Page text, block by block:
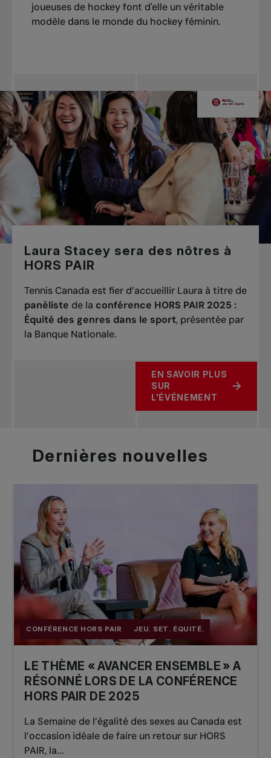
joueuses de hockey font d'elle un véritable
modèle dans le monde du hockey féminin.
Laura Stacey sera des nôtres à
HORS PAIR
Tennis Canada est fier d’accueillir Laura à titre de
panéliste de la conférence HORS PAIR 2025 :
Équité des genres dans le sport, présentée par
la Banque Nationale.
EN SAVOIR PLUS
SUR
L'ÉVÉNEMENT
À PROPOS DE LAURA
Dernières nouvelles
CONFÉRENCE HORS PAIR JEU. SET. ÉQUITÉ.
LE THÈME « AVANCER ENSEMBLE » A
RÉSONNÉ LORS DE LA CONFÉRENCE
HORS PAIR DE 2025
La Semaine de l’égalité des sexes au Canada est
l’occasion idéale de faire un retour sur HORS
PAIR, la...